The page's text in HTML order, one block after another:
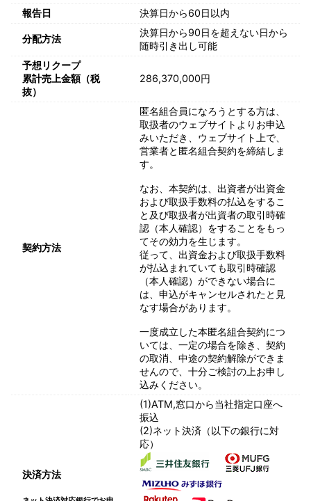
報告日
決算日から60日以内
分配方法
決算日から90日を超えない日から
随時引き出し可能
予想リクープ
累計売上金額（税
抜）
286,370,000円
契約方法
匿名組合員になろうとする方は、
取扱者のウェブサイトよりお申込
みいただき、ウェブサイト上で、
営業者と匿名組合契約を締結しま
す。
なお、本契約は、出資者が出資金
および取扱手数料の払込をするこ
と及び取扱者が出資者の取引時確
認（本人確認）をすることをもっ
てその効力を生じます。
従って、出資金および取扱手数料
が払込まれていても取引時確認
（本人確認）ができない場合に
は、申込がキャンセルされたと見
なす場合があります。
一度成立した本匿名組合契約につ
いては、一定の場合を除き、契約
の取消、中途の契約解除ができま
せんので、十分ご検討の上お申し
込みください。
決済方法
(1)ATM,窓口から当社指定口座へ
振込
(2)ネット決済（以下の銀行に対
応）